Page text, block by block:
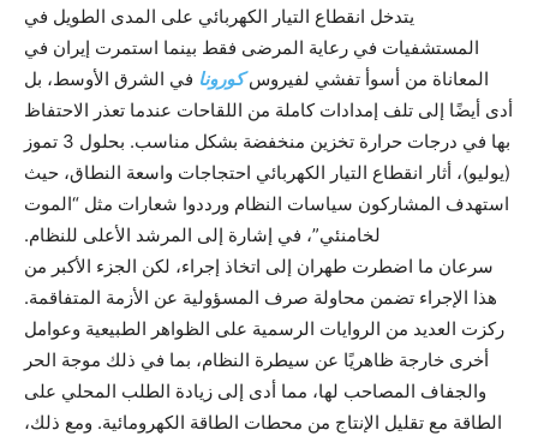
يتدخل انقطاع التيار الكهربائي على المدى الطويل في
المستشفيات في رعاية المرضى فقط بينما استمرت إيران في
المعاناة من أسوأ تفشي لفيروسكورونا في الشرق الأوسط، بل
أدى أيضًا إلى تلف إمدادات كاملة من اللقاحات عندما تعذر الاحتفاظ
بها في درجات حرارة تخزين منخفضة بشكل مناسب. بحلول 3 تموز
(يوليو)، أثار انقطاع التيار الكهربائي احتجاجات واسعة النطاق، حيث
استهدف المشاركون سياسات النظام ورددوا شعارات مثل “الموت
لخامنئي”، في إشارة إلى المرشد الأعلى للنظام.
سرعان ما اضطرت طهران إلى اتخاذ إجراء، لكن الجزء الأكبر من
هذا الإجراء تضمن محاولة صرف المسؤولية عن الأزمة المتفاقمة.
ركزت العديد من الروايات الرسمية على الظواهر الطبيعية وعوامل
أخرى خارجة ظاهريًا عن سيطرة النظام، بما في ذلك موجة الحر
والجفاف المصاحب لها، مما أدى إلى زيادة الطلب المحلي على
الطاقة مع تقليل الإنتاج من محطات الطاقة الكهرومائية. ومع ذلك،